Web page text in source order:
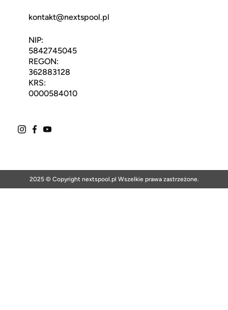
kontakt@nextspool.pl
NIP:
5842745045
REGON:
362883128
KRS:
0000584010